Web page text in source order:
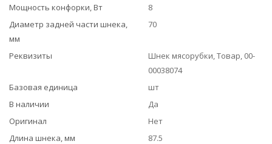
Мощность конфорки, Вт
8
Диаметр задней части шнека,
мм
70
Реквизиты
Шнек мясорубки, Товар, 00-
00038074
Базовая единица
шт
В наличии
Да
Оригинал
Нет
Длина шнека, мм
87.5